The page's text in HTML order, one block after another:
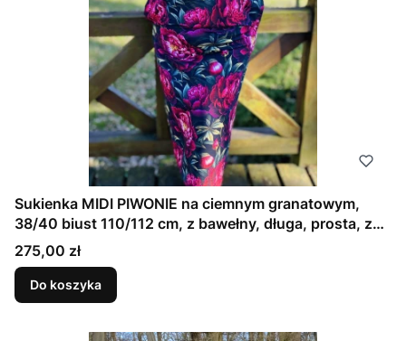
Sukienka MIDI PIWONIE na ciemnym granatowym,
38/40 biust 110/112 cm, z bawełny, długa, prosta, z
kieszeniami
Cena
275,00 zł
Do koszyka